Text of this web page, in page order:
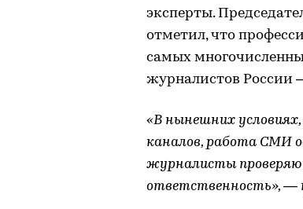
эксперты.
отметил, что
самых
журналистов России
«В нынешних условиях,
каналов, работа СМИ
журналисты
ответственность», —